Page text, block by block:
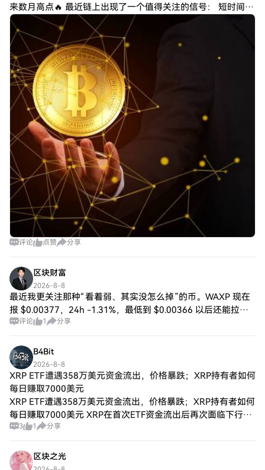
来数月高点🔥 最近链上出现了一个值得关注的信号： 短时间内
新增钱包数量达到 227万个，同时活跃钱包数量达到 75.1万
个。 这意味着什么？ 简
评论 点赞 分享
区块财富
2026-8-8
最近我更关注那种“看着弱、其实没怎么掉”的币。WAXP 现在
报 $0.00377，24h -1.31%，最低到 $0.00366 以后还能拉回
来一点，说明承接还在；FLEX 现价 $121.73，24
评论 1 分享
B4Bit
2026-8-8
XRP ETF遭遇358万美元资金流出，价格暴跌；XRP持有者如何
每日赚取7000美元
XRP ETF遭遇358万美元资金流出，价格暴跌；XRP持有者如何
每日赚取7000美元 XRP在首次ETF资金流出后再次面临下行压
力，而EX DeFi则因投资者寻求云挖矿和收益机会而备受关注。
3 1 分享
区块之光